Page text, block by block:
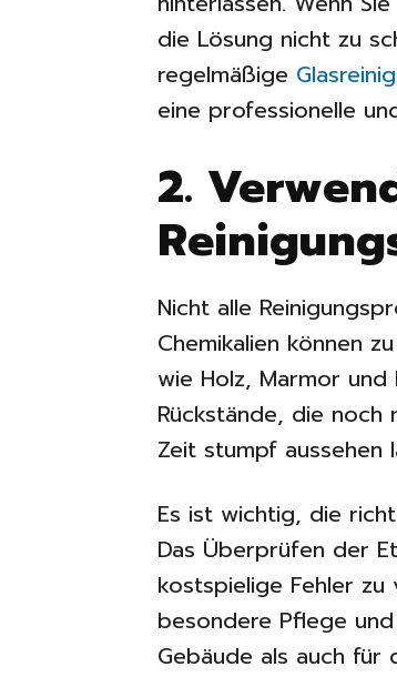
die Lösung nicht zu
regelmäßige
eine professionelle
2.
Nicht alle
Chemikalien können
wie Holz, Marmor und
Rückstände, die
Zeit stumpf aussehen
Es ist wichtig, die
Das Überprüfen der
kostspielige Fehler
besondere Pflege
Gebäude als auch für